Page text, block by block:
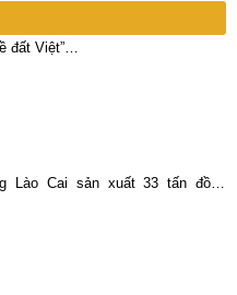
đất Việt”…
Lào Cai sản xuất 33 tấn đồng